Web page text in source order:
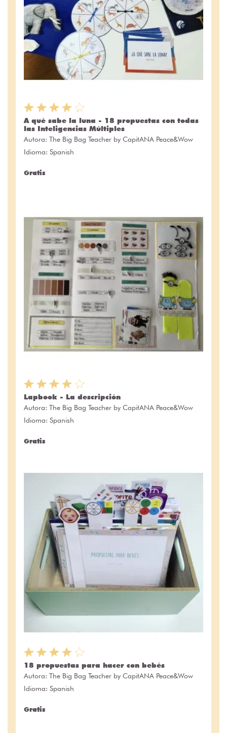
A qué sabe la luna - 18 propuestas con todas
las Inteligencias Múltiples
Autora: The Big Bag Teacher by CapitANA Peace&Wow
Idioma: Spanish
Gratis
Lapbook - La descripción
Autora: The Big Bag Teacher by CapitANA Peace&Wow
Idioma: Spanish
Gratis
18 propuestas para hacer con bebés
Autora: The Big Bag Teacher by CapitANA Peace&Wow
Idioma: Spanish
Gratis